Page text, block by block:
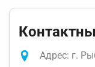
Адрес: г.